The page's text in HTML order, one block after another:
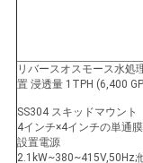
リバースオスモース水処
置 浸透量 1TPH (6,400
SS304 スキッドマウント
4インチ×4インチの単通膜
設置電源
2.1kW~380~415V,50Hz;